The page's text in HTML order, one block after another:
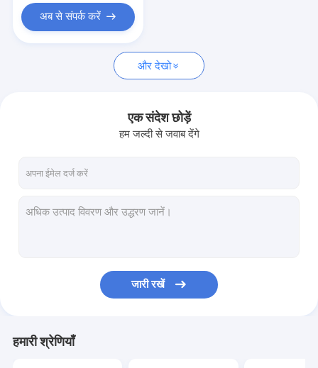
अब से संपर्क करें
और देखो
एक संदेश छोड़ें
हम जल्दी से जवाब देंगे
जारी रखें
हमारी श्रेणियाँ